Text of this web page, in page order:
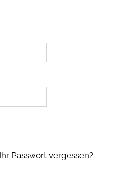
Passwort vergessen?